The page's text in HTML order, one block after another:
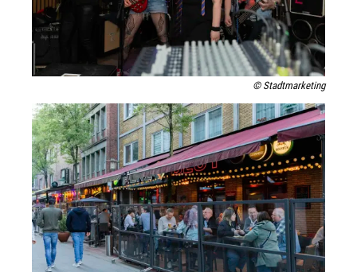
© Stadtmarketing